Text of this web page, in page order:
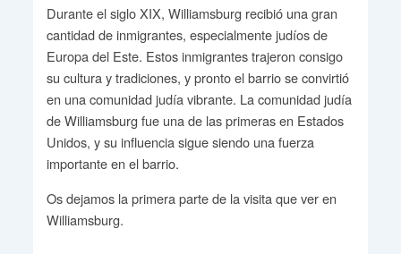
Durante el siglo XIX, Williamsburg recibió una gran
cantidad de inmigrantes, especialmente judíos de
Europa del Este. Estos inmigrantes trajeron consigo
su cultura y tradiciones, y pronto el barrio se convirtió
en una comunidad judía vibrante. La comunidad judía
de Williamsburg fue una de las primeras en Estados
Unidos, y su influencia sigue siendo una fuerza
importante en el barrio.
Os dejamos la primera parte de la visita que ver en
Williamsburg.